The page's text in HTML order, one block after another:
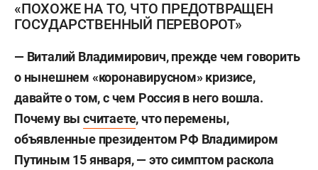
«ПОХОЖЕ НА ТО, ЧТО ПРЕДОТВРАЩЕН
ГОСУДАРСТВЕННЫЙ ПЕРЕВОРОТ»
— Виталий Владимирович, прежде чем говорить
о нынешнем «коронавирусном» кризисе,
давайте о том, с чем Россия в него вошла.
Почему высчитаете, что перемены,
объявленные президентом РФ Владимиром
Путиным 15 января, — это симптом раскола